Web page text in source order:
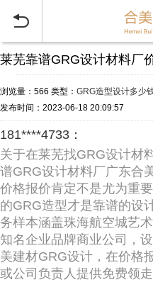

莱芜靠谱GRG设计材料厂
浏览量：566 类型： GRG造型设计多少
发布时间：2023-06-18 20:09:57
181****4733：
关于在莱芜找GRG设计材
谱GRG设计材料厂广东合
价格报价肯定不是尤为重
的GRG造型才是靠谱的设
务样本涵盖珠海航空城艺
知名企业品牌商业公司，
美建材GRG设计，在价格
或公司负责人提供免费领